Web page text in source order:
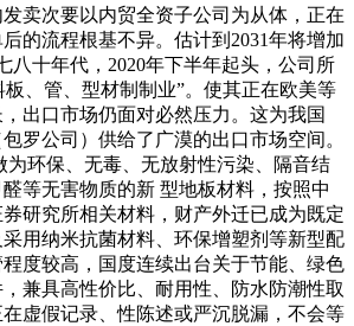
卖次要以内贸全资子公司为从体，正在
的流程根基不异。估计到2031年将增加
八十年代，2020年下半年起头，公司所
板、管、型材制制业”。使其正在欧美等
出口市场仍面对必然压力。这为我国
罗公司）供给了广漠的出口市场空间。
为环保、无毒、无放射性污染、隔音结
等无害物质的新 型地板材料，按照中
研究所相关材料，财产外迁已成为既定
用纳米抗菌材料、环保增塑剂等新型配
度较高，国度连续出台关于节能、绿色
兼具高性价比、耐用性、防水防潮性取
虚假记录、性陈述或严沉脱漏，不会等